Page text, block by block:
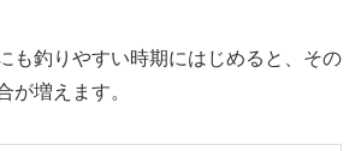
も釣りやすい時期にはじめると、その
が増えます。